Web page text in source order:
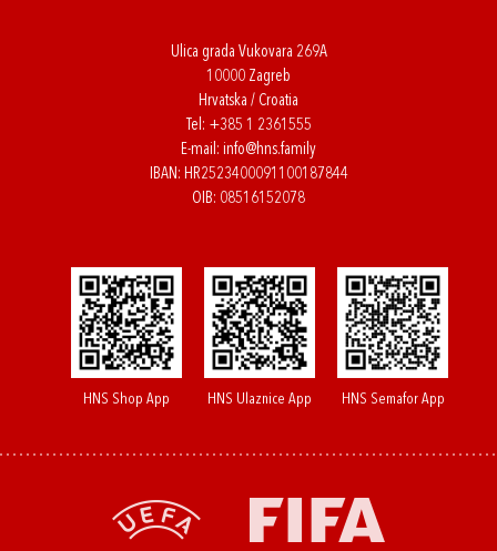
Ulica grada Vukovara 269A
10000 Zagreb
Hrvatska / Croatia
Tel: +385 1 2361555
E-mail: info@hns.family
IBAN: HR2523400091100187844
OIB: 08516152078
HNS Shop App HNS Ulaznice App HNS Semafor App